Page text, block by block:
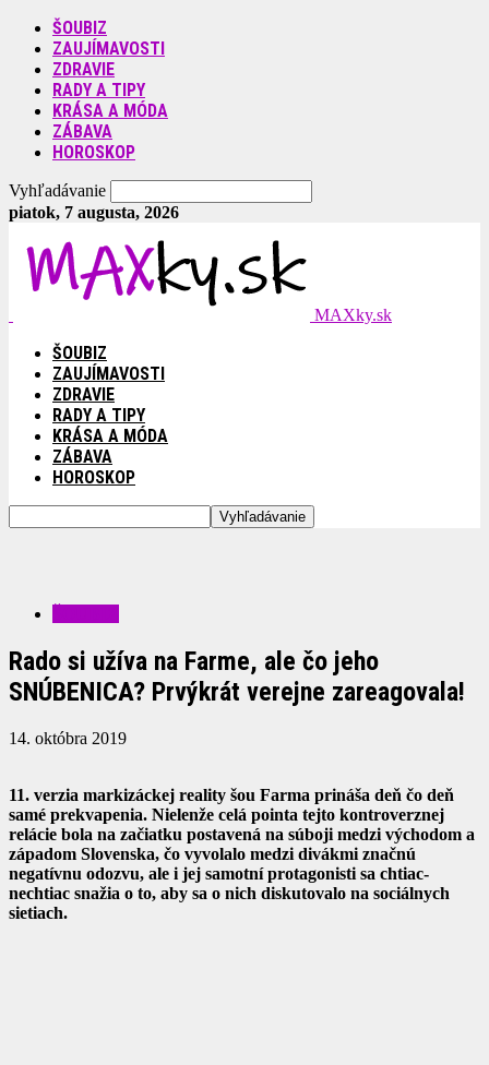
ŠOUBIZ
ZAUJÍMAVOSTI
ZDRAVIE
RADY A TIPY
KRÁSA A MÓDA
ZÁBAVA
HOROSKOP
Vyhľadávanie
piatok, 7 augusta, 2026
MAXky.sk
ŠOUBIZ
ZAUJÍMAVOSTI
ZDRAVIE
RADY A TIPY
KRÁSA A MÓDA
ZÁBAVA
HOROSKOP
Rado si užíva na Farme, ale čo jeho
SNÚBENICA? Prvýkrát verejne zareagovala!
14. októbra 2019
11. verzia markizáckej reality šou Farma prináša deň čo deň
samé prekvapenia. Nielenže celá pointa tejto kontroverznej
relácie bola na začiatku postavená na súboji medzi východom a
západom Slovenska, čo vyvolalo medzi divákmi značnú
negatívnu odozvu, ale i jej samotní protagonisti sa chtiac-
nechtiac snažia o to, aby sa o nich diskutovalo na sociálnych
sietiach.